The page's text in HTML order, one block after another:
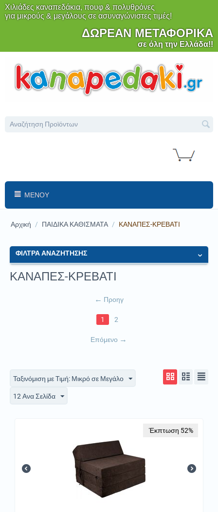
Χιλιάδες καναπεδάκια, πουφ & πολυθρόνες
για μικρούς & μεγάλους σε ασυναγώνιστες τιμές!
ΔΩΡΕΑΝ ΜΕΤΑΦΟΡΙΚΑ
σε όλη την Ελλάδα!!
ΜΕΝΟΎ
Αρχική / ΠΑΙΔΙΚΑ ΚΑΘΙΣΜΑΤΑ / ΚΑΝΑΠΕΣ-ΚΡΕΒΑΤΙ
ΦΙΛΤΡΑ ΑΝΑΖΗΤΗΣΗΣ
ΚΑΝΑΠΕΣ-ΚΡΕΒΑΤΙ
Προηγ
1 2
Επόμενο
Ταξινόμιση με Τιμή: Μικρό σε Μεγάλο
12 Ανα Σελίδα
Έκπτωση 52%